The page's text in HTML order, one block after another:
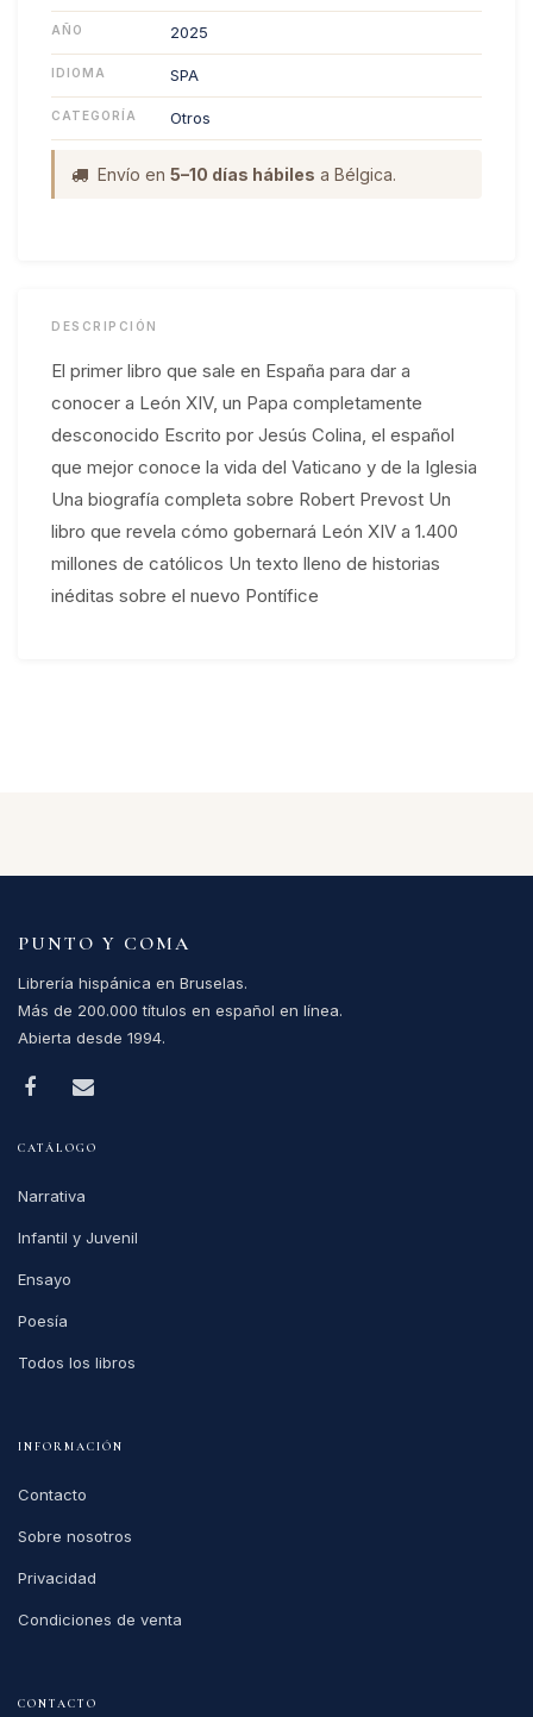
AÑO 2025
IDIOMA SPA
CATEGORÍA Otros
Envío en 5–10 días hábiles a Bélgica.
DESCRIPCIÓN
El primer libro que sale en España para dar a
conocer a León XIV, un Papa completamente
desconocido Escrito por Jesús Colina, el español
que mejor conoce la vida del Vaticano y de la Iglesia
Una biografía completa sobre Robert Prevost Un
libro que revela cómo gobernará León XIV a 1.400
millones de católicos Un texto lleno de historias
inéditas sobre el nuevo Pontífice
PUNTO Y COMA
Librería hispánica en Bruselas.
Más de 200.000 títulos en español en línea.
Abierta desde 1994.
CATÁLOGO
Narrativa
Infantil y Juvenil
Ensayo
Poesía
Todos los libros
INFORMACIÓN
Contacto
Sobre nosotros
Privacidad
Condiciones de venta
CONTACTO